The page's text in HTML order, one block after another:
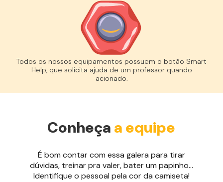
Todos os nossos equipamentos possuem o botão Smart
Help, que solicita ajuda de um professor quando
acionado.
Conheça a equipe
É bom contar com essa galera para tirar
dúvidas, treinar pra valer, bater um papinho...
Identifique o pessoal pela cor da camiseta!